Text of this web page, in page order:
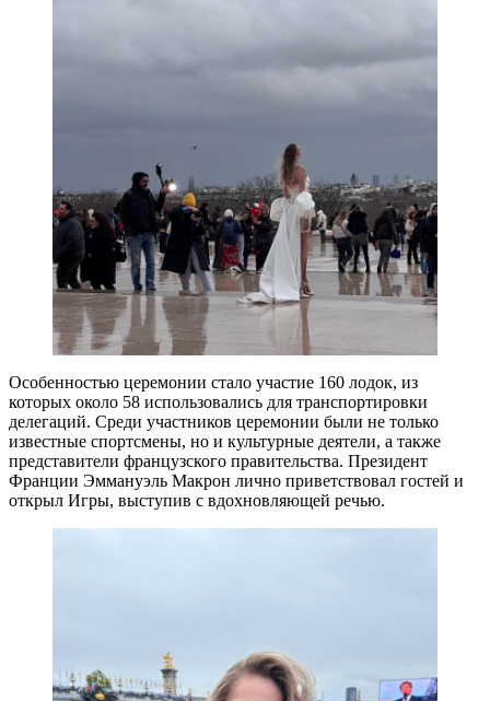
Особенностью церемонии стало участие 160 лодок, из
которых около 58 использовались для транспортировки
делегаций. Среди участников церемонии были не только
известные спортсмены, но и культурные деятели, а также
представители французского правительства. Президент
Франции Эммануэль Макрон лично приветствовал гостей и
открыл Игры, выступив с вдохновляющей речью.